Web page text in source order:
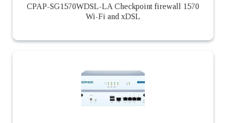
CPAP-SG1570WDSL-LA Checkpoint firewall 1570
Wi-Fi and xDSL